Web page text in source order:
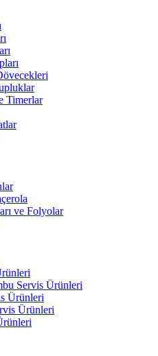
Timerlar
ve Folyolar
Servis Ürünleri
Ürünleri
Ürünleri